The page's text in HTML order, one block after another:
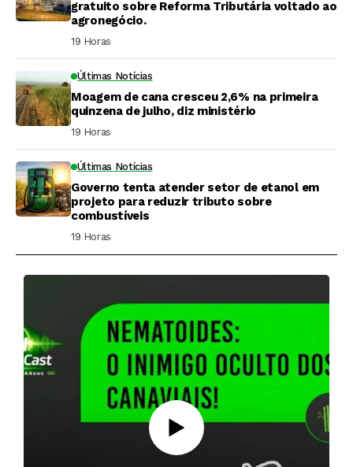
gratuito sobre Reforma Tributária voltado ao
agronegócio.
19 Horas ⁮
Últimas Notícias
Moagem de cana cresceu 2,6% na primeira
quinzena de julho, diz ministério
19 Horas ⁮
Últimas Notícias
Governo tenta atender setor de etanol em
projeto para reduzir tributo sobre
combustíveis
19 Horas ⁮